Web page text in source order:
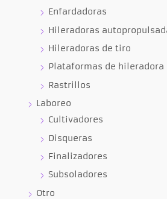
Enfardadoras
Hileradoras
Hileradoras de tiro
Plataformas de hileradora
Rastrillos
Laboreo
Cultivadores
Disqueras
Finalizadores
Subsoladores
Otro